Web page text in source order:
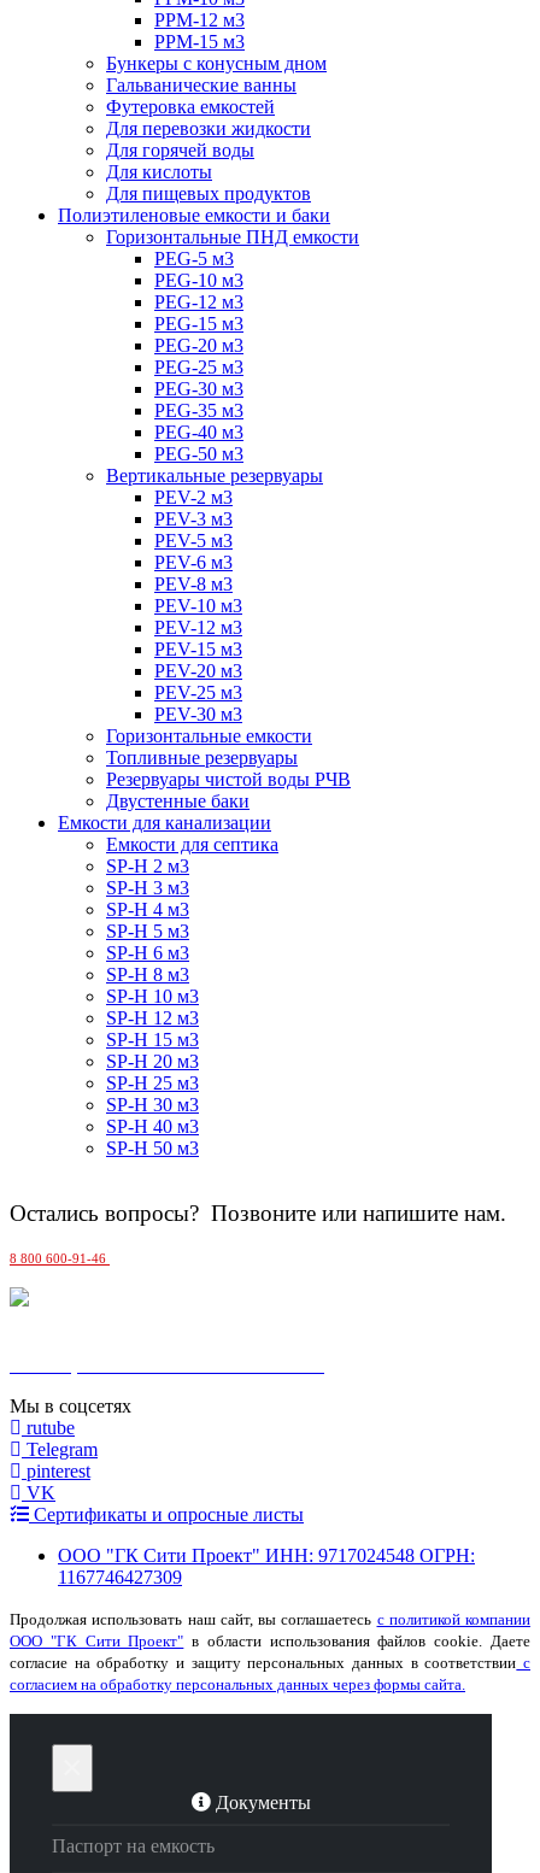
PPM-12 м3
PPM-15 м3
Бункеры с конусным дном
Гальванические ванны
Футеровка емкостей
Для перевозки жидкости
Для горячей воды
Для кислоты
Для пищевых продуктов
Полиэтиленовые емкости и баки
Горизонтальные ПНД емкости
PEG-5 м3
PEG-10 м3
PEG-12 м3
PEG-15 м3
PEG-20 м3
PEG-25 м3
PEG-30 м3
PEG-35 м3
PEG-40 м3
PEG-50 м3
Вертикальные резервуары
PEV-2 м3
PEV-3 м3
PEV-5 м3
PEV-6 м3
PEV-8 м3
PEV-10 м3
PEV-12 м3
PEV-15 м3
PEV-20 м3
PEV-25 м3
PEV-30 м3
Горизонтальные емкости
Топливные резервуары
Резервуары чистой воды РЧВ
Двустенные баки
Емкости для канализации
Емкости для септика
SP-H 2 м3
SP-H 3 м3
SP-H 4 м3
SP-H 5 м3
SP-H 6 м3
SP-H 8 м3
SP-H 10 м3
SP-H 12 м3
SP-H 15 м3
SP-H 20 м3
SP-H 25 м3
SP-H 30 м3
SP-H 40 м3
SP-H 50 м3
Остались вопросы? Позвоните или напишите нам.
8 800 600-91-46
Мы в соцсетях
rutube
Telegram
pinterest
VK
Сертификаты и опросные листы
ООО "ГК Сити Проект" ИНН: 9717024548 ОГРН:
1167746427309
Продолжая использовать наш сайт, вы соглашаетесь с политикой компании
ООО "ГК Сити Проект" в области использования файлов cookie. Даете
согласие на обработку и защиту персональных данных в соответствии с
согласием на обработку персональных данных через формы сайта.
Документы
Паспорт на емкость